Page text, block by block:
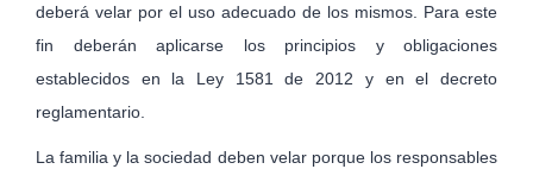
deberá velar por el uso adecuado de los mismos. Para este
fin deberán aplicarse los principios y obligaciones
establecidos en la Ley 1581 de 2012 y en el decreto
reglamentario.
La familia y la sociedad deben velar porque los responsables